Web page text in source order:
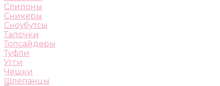
Слипоны
Сникеры
Сноубутсы
Тапочки
Топсайдеры
Туфли
Угги
Чешки
Шлепанцы